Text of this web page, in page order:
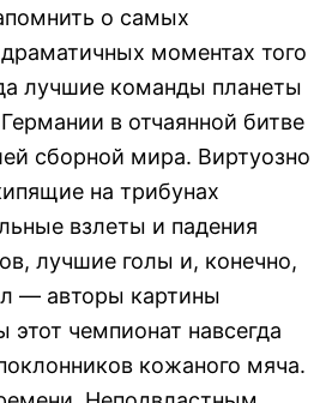
о самых
моментах того
лучшие команды планеты
в отчаянной битве
сборной мира. Виртуозно
на трибунах
взлеты и падения
лучшие голы и, конечно,
— авторы картины
этот чемпионат навсегда
кожаного мяча.